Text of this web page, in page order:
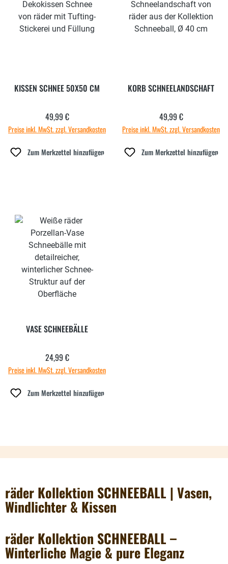
KISSEN SCHNEE 50X50 CM
Regulärer Preis:
49,99 €
Preise inkl. MwSt. zzgl. Versandkosten
Zum Merkzettel hinzufügen
KORB SCHNEELANDSCHAFT
Regulärer Preis:
49,99 €
Preise inkl. MwSt. zzgl. Versandkosten
Zum Merkzettel hinzufügen
VASE SCHNEEBÄLLE
Regulärer Preis:
24,99 €
Preise inkl. MwSt. zzgl. Versandkosten
Zum Merkzettel hinzufügen
räder Kollektion SCHNEEBALL | Vasen,
Windlichter & Kissen
räder Kollektion SCHNEEBALL –
Winterliche Magie & pure Eleganz